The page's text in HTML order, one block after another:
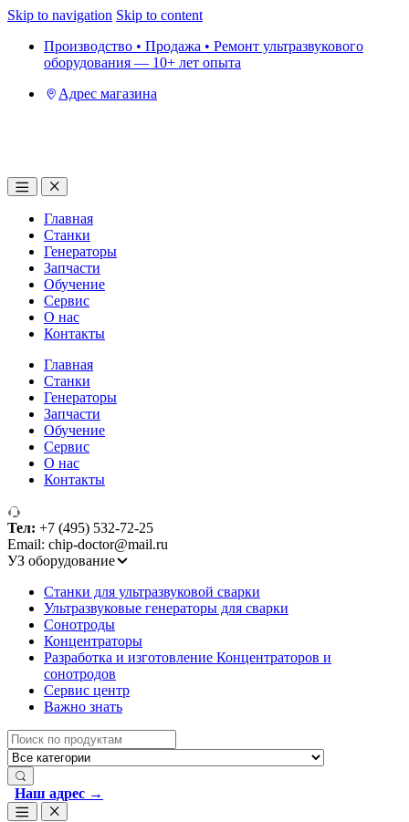
Skip to navigation Skip to content
Производство • Продажа • Ремонт ультразвукового
оборудования — 10+ лет опыта
Адрес магазина
Главная
Станки
Генераторы
Запчасти
Обучение
Сервис
О нас
Контакты
Главная
Станки
Генераторы
Запчасти
Обучение
Сервис
О нас
Контакты
Тел: +7 (495) 532-72-25
Email: chip-doctor@mail.ru
УЗ оборудование
Cтанки для ультразвуковой сварки
Ультразвуковые генераторы для сварки
Сонотроды
Концентраторы
Разработка и изготовление Концентраторов и
сонотродов
Сервис центр
Важно знать
Search
for:
Наш адрес →